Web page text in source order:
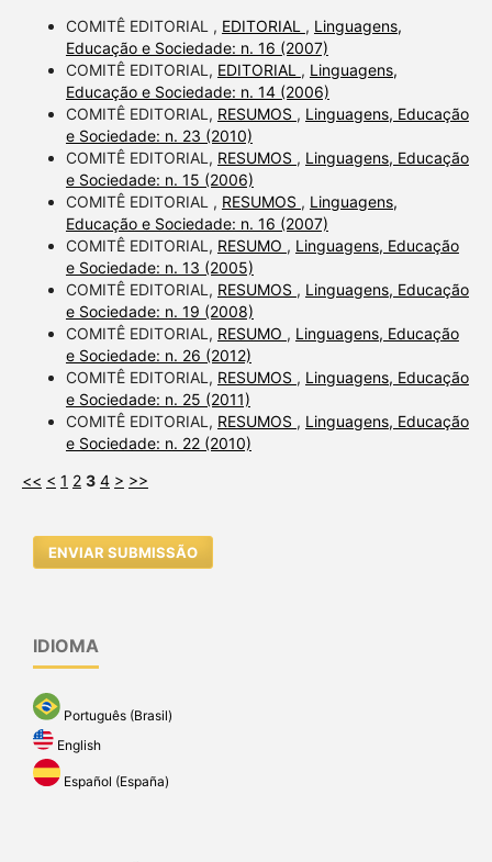
COMITÊ EDITORIAL , EDITORIAL , Linguagens,
Educação e Sociedade: n. 16 (2007)
COMITÊ EDITORIAL, EDITORIAL , Linguagens,
Educação e Sociedade: n. 14 (2006)
COMITÊ EDITORIAL, RESUMOS , Linguagens, Educação
e Sociedade: n. 23 (2010)
COMITÊ EDITORIAL, RESUMOS , Linguagens, Educação
e Sociedade: n. 15 (2006)
COMITÊ EDITORIAL , RESUMOS , Linguagens,
Educação e Sociedade: n. 16 (2007)
COMITÊ EDITORIAL, RESUMO , Linguagens, Educação
e Sociedade: n. 13 (2005)
COMITÊ EDITORIAL, RESUMOS , Linguagens, Educação
e Sociedade: n. 19 (2008)
COMITÊ EDITORIAL, RESUMO , Linguagens, Educação
e Sociedade: n. 26 (2012)
COMITÊ EDITORIAL, RESUMOS , Linguagens, Educação
e Sociedade: n. 25 (2011)
COMITÊ EDITORIAL, RESUMOS , Linguagens, Educação
e Sociedade: n. 22 (2010)
<< < 1 2 3 4 > >>
ENVIAR SUBMISSÃO
IDIOMA
Português (Brasil)
English
Español (España)